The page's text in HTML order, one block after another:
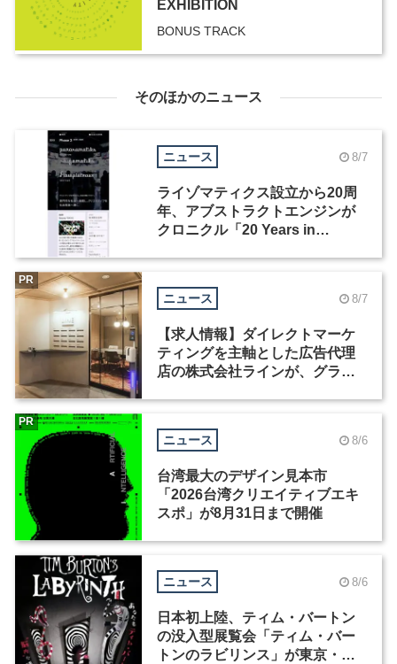
EXHIBITION
BONUS TRACK
そのほかのニュース
ニュース 8/7
ライゾマティクス設立から20周
年、アブストラクトエンジンが
クロニクル「20 Years in
ニュース 8/7
【求人情報】ダイレクトマーケ
ティングを主軸とした広告代理
店の株式会社ラインが、グラフ
PR
ニュース 8/6
台湾最大のデザイン見本市
「2026台湾クリエイティブエキ
スポ」が8月31日まで開催
PR
ニュース 8/6
日本初上陸、ティム・バートン
の没入型展覧会「ティム・バー
トンのラビリンス」が東京・豊